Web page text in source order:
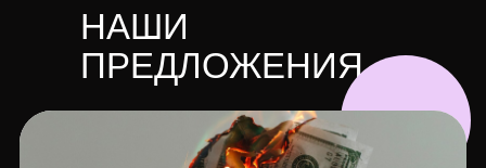
НАШИ
ПРЕДЛОЖЕНИЯ